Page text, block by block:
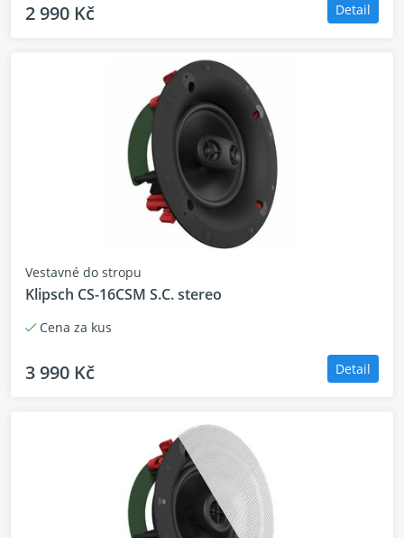
2 990 Kč Detail
Vestavné do stropu
Klipsch CS-16CSM S.C. stereo
Cena za kus
3 990 Kč Detail